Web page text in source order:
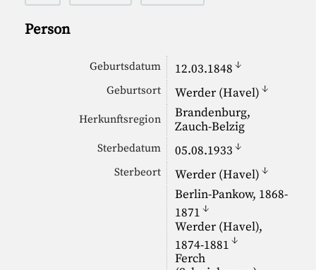
Person
Geburtsdatum 12.03.1848 ↓
Geburtsort Werder (Havel) ↓
Herkunftsregion
Brandenburg,
Zauch-Belzig
Sterbedatum 05.08.1933 ↓
Sterbeort Werder (Havel) ↓
Berlin-Pankow, 1868-
1871 ↓
Werder (Havel),
1874-1881 ↓
Ferch